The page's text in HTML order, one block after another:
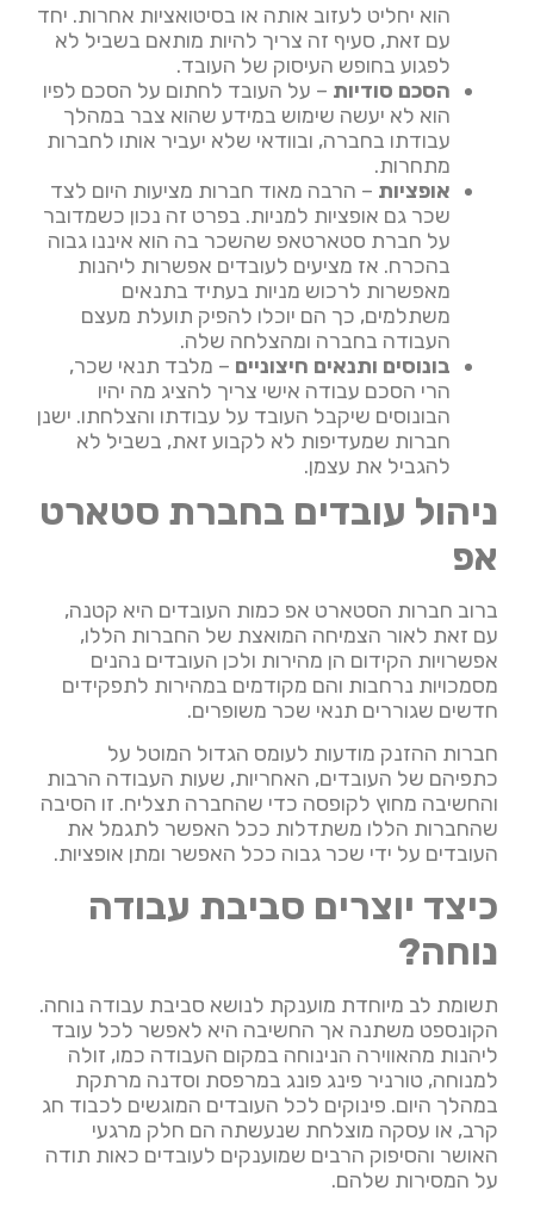
הוא יחליט לעזוב אותה או בסיטואציות אחרות. יחד
עם זאת, סעיף זה צריך להיות מותאם בשביל לא
לפגוע בחופש העיסוק של העובד.
הסכם סודיות – על העובד לחתום על הסכם לפיו
הוא לא יעשה שימוש במידע שהוא צבר במהלך
עבודתו בחברה, ובוודאי שלא יעביר אותו לחברות
מתחרות.
אופציות – הרבה מאוד חברות מציעות היום לצד
שכר גם אופציות למניות. בפרט זה נכון כשמדובר
על חברת סטארטאפ שהשכר בה הוא איננו גבוה
בהכרח. אז מציעים לעובדים אפשרות ליהנות
מאפשרות לרכוש מניות בעתיד בתנאים
משתלמים, כך הם יוכלו להפיק תועלת מעצם
העבודה בחברה ומהצלחה שלה.
בונוסים ותנאים חיצוניים – מלבד תנאי שכר,
הרי הסכם עבודה אישי צריך להציג מה יהיו
הבונוסים שיקבל העובד על עבודתו והצלחתו. ישנן
חברות שמעדיפות לא לקבוע זאת, בשביל לא
להגביל את עצמן.
ניהול עובדים בחברת סטארט
אפ
ברוב חברות הסטארט אפ כמות העובדים היא קטנה,
עם זאת לאור הצמיחה המואצת של החברות הללו,
אפשרויות הקידום הן מהירות ולכן העובדים נהנים
מסמכויות נרחבות והם מקודמים במהירות לתפקידים
חדשים שגוררים תנאי שכר משופרים.
חברות ההזנק מודעות לעומס הגדול המוטל על
כתפיהם של העובדים, האחריות, שעות העבודה הרבות
והחשיבה מחוץ לקופסה כדי שהחברה תצליח. זו הסיבה
שהחברות הללו משתדלות ככל האפשר לתגמל את
העובדים על ידי שכר גבוה ככל האפשר ומתן אופציות.
כיצד יוצרים סביבת עבודה
נוחה?
תשומת לב מיוחדת מוענקת לנושא סביבת עבודה נוחה.
הקונספט משתנה אך החשיבה היא לאפשר לכל עובד
ליהנות מהאווירה הנינוחה במקום העבודה כמו, זולה
למנוחה, טורניר פינג פונג במרפסת וסדנה מרתקת
במהלך היום. פינוקים לכל העובדים המוגשים לכבוד חג
קרב, או עסקה מוצלחת שנעשתה הם חלק מרגעי
האושר והסיפוק הרבים שמוענקים לעובדים כאות תודה
על המסירות שלהם.